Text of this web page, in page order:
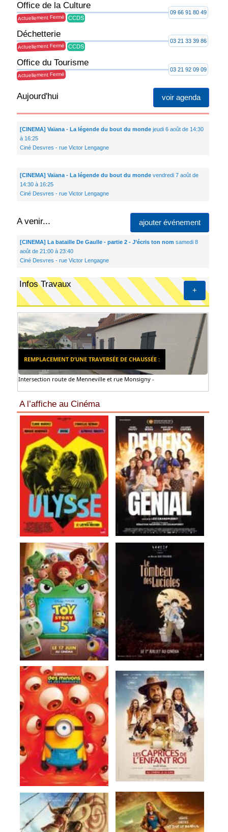
Office de la Culture
Actuellement Fermé
09 66 91 80 49
Déchetterie
Actuellement Fermé
CCDS
03 21 33 39 86
Office du Tourisme
Actuellement Fermé
CCDS
03 21 92 09 09
voir agenda
Aujourd'hui
[CINEMA] Vaïana - La légende du bout du mondejeudi 6 août de 14:30
à 16:25
Ciné Desvres - rue Victor Lengagne
[CINEMA] Vaïana - La légende du bout du mondevendredi 7 août de
14:30 à 16:25
Ciné Desvres - rue Victor Lengagne
A venir... ajouter événement
[CINEMA] La bataille De Gaulle - partie 2 - J’écris ton nom samedi 8
août de 21:00 à 23:40
Ciné Desvres - rue Victor Lengagne
+
Infos Travaux
REMPLACEMENT D’UNE TRAVERSÉE DE CHAUSSÉE :
Intersection route de Menneville et rue Monsigny -
A l’affiche au Cinéma